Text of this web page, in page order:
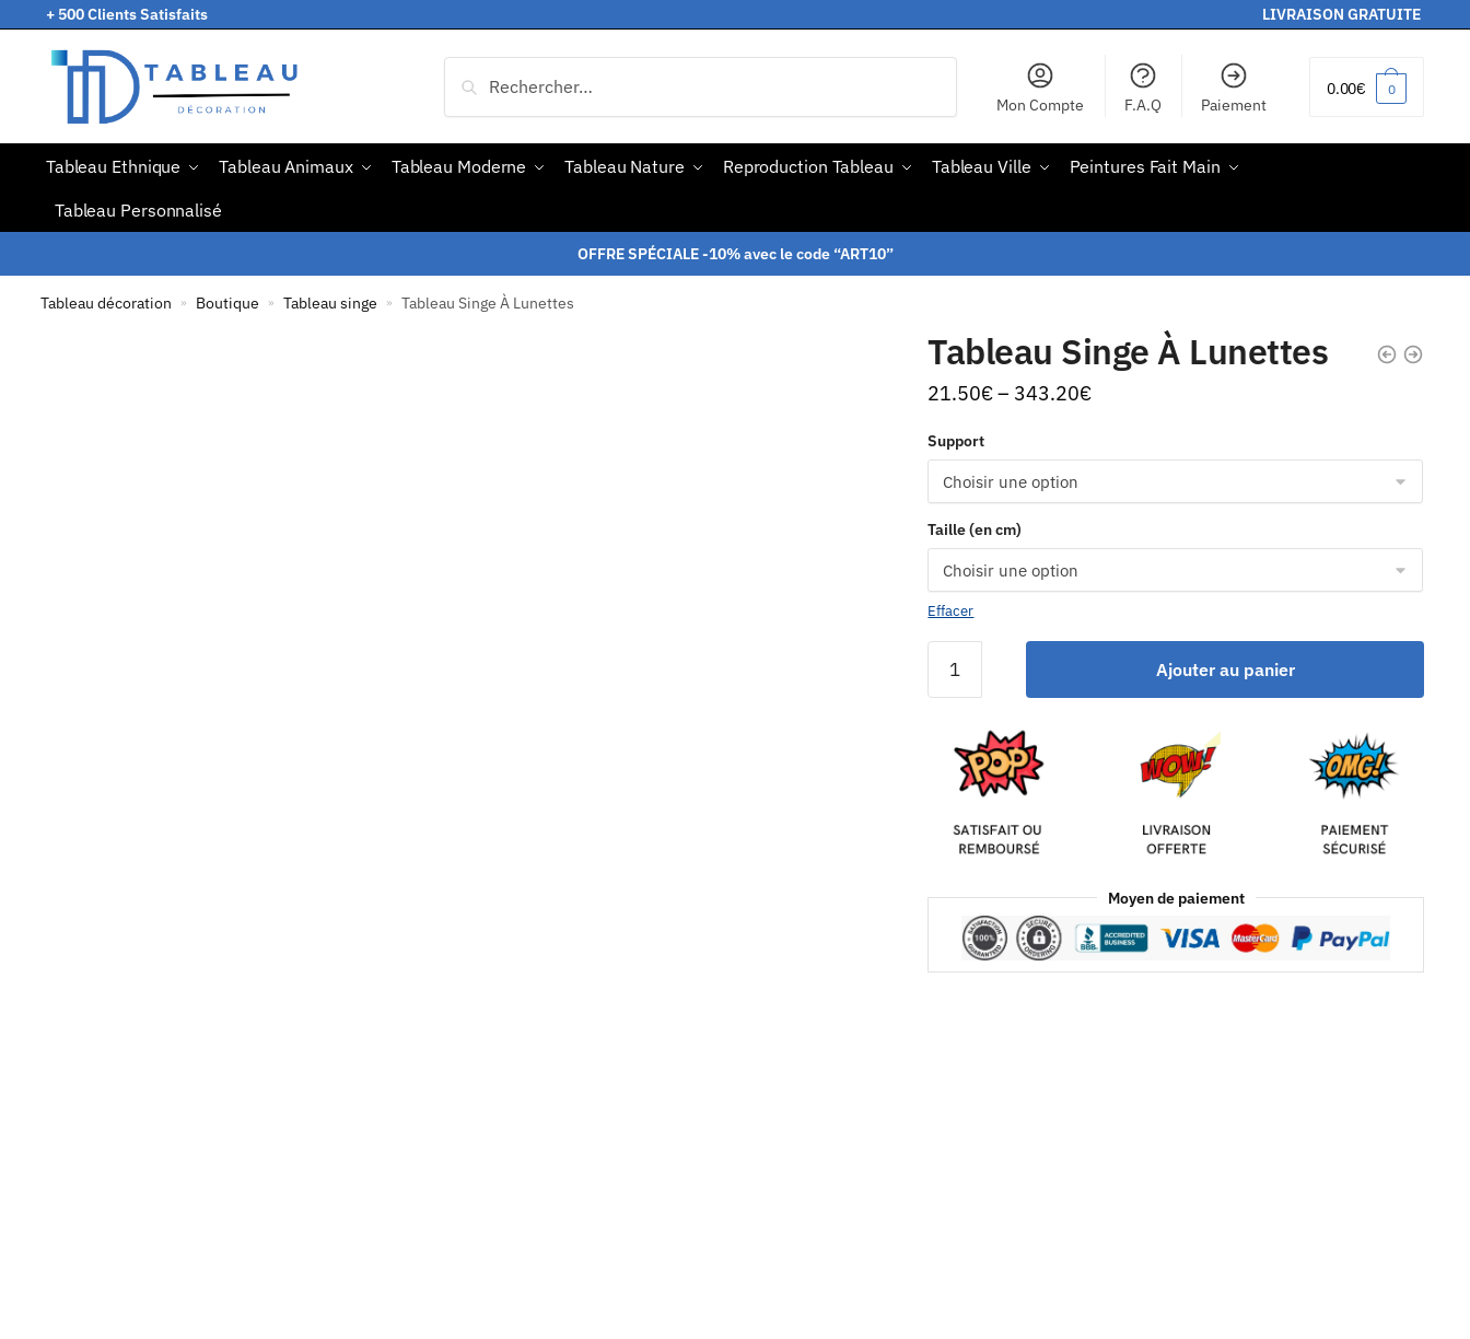
+ 500 Clients Satisfaits LIVRAISON GRATUITE
Mon Compte F.A.Q Paiement
0.00€ 0
Tableau Ethnique Tableau Animaux Tableau Moderne Tableau Nature Reproduction Tableau Tableau Ville
Peintures Fait Main
Tableau Personnalisé
OFFRE SPÉCIALE -10% avec le code “ART10”
Tableau décoration » Boutique » Tableau singe » Tableau Singe À Lunettes
Tableau Singe À Lunettes
21.50€– 343.20€
Support
Taille (en cm)
Effacer
Ajouter au panier
Moyen de paiement